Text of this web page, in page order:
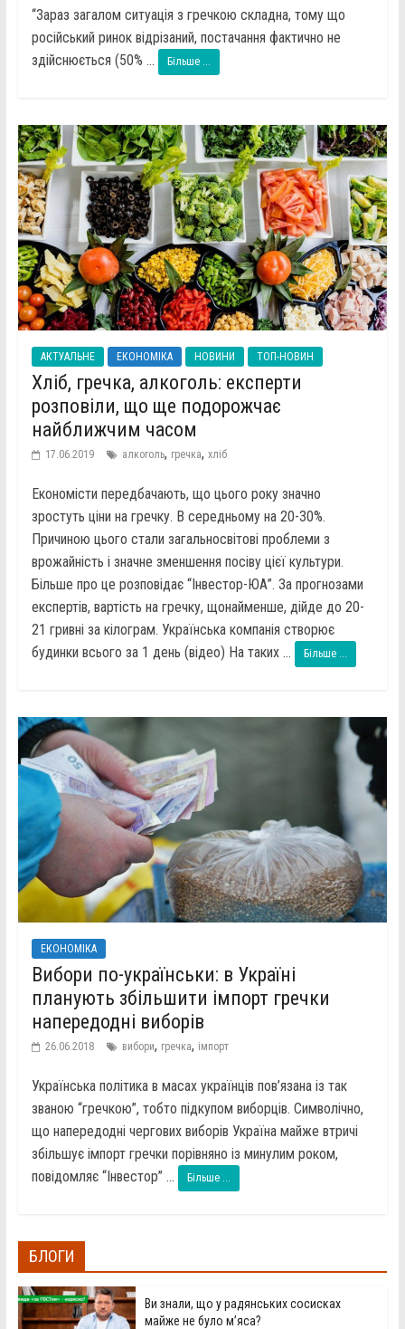
“Зараз загалом ситуація з гречкою складна, тому що
російський ринок відрізаний, постачання фактично не
здійснюється (50% ...
Більше ...
АКТУАЛЬНЕ ЕКОНОМІКА НОВИНИ ТОП-НОВИН
Хліб, гречка, алкоголь: експерти
розповіли, що ще подорожчає
найближчим часом
17.06.2019 алкоголь, гречка, хліб
Економісти передбачають, що цього року значно
зростуть ціни на гречку. В середньому на 20-30%.
Причиною цього стали загальносвітові проблеми з
врожайність і значне зменшення посіву цієї культури.
Більше про це розповідає “Інвестор-ЮА”. За прогнозами
експертів, вартість на гречку, щонайменше, дійде до 20-
21 гривні за кілограм. Українська компанія створює
будинки всього за 1 день (відео) На таких ...
Більше ...
ЕКОНОМІКА
Вибори по-українськи: в Україні
планують збільшити імпорт гречки
напередодні виборів
26.06.2018 вибори, гречка, імпорт
Українська політика в масах українців пов’язана із так
званою “гречкою”, тобто підкупом виборців. Символічно,
що напередодні чергових виборів Україна майже втричі
збільшує імпорт гречки порівняно із минулим роком,
повідомляє “Інвестор” ...
Більше ...
БЛОГИ
Ви знали, що у радянських сосисках
майже не було м’яса?